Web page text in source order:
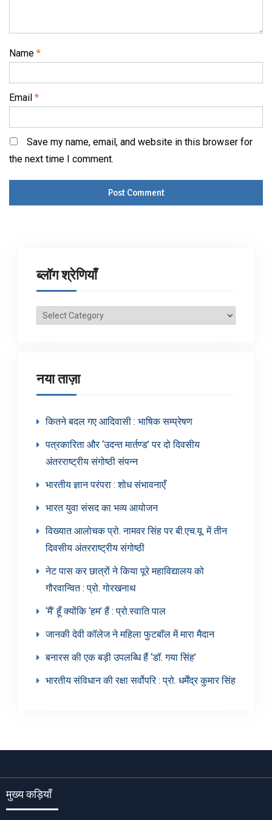
Name *
Email *
Save my name, email, and website in this browser for
the next time I comment.
ब्लॉग श्रेणियाँ
ब्लॉग
नया ताज़ा
कितने बदल गए आदिवासी : भाषिक सम्प्रेषण
पत्रकारिता और ‘उदन्त मार्तण्ड’ पर दो दिवसीय
अंतरराष्ट्रीय संगोष्ठी संपन्न
भारतीय ज्ञान परंपरा : शोध संभावनाएँ
भारत युवा संसद का भव्य आयोजन
विख्यात आलोचक प्रो. नामवर सिंह पर बी.एच.यू. में तीन
दिवसीय अंतरराष्ट्रीय संगोष्ठी
नेट पास कर छात्रों ने किया पूरे महाविद्यालय को
गौरवान्वित : प्रो. गोरखनाथ
‘मैं’ हूँ क्योंकि ‘हम’ हैं : प्रो.स्वाति पाल
जानकी देवी कॉलेज ने महिला फुटबॉल में मारा मैदान
बनारस की एक बड़ी उपलब्धि हैं ‘डॉ. गया सिंह’
भारतीय संविधान की रक्षा सर्वोपरि : प्रो. धर्मेंद्र कुमार सिंह
मुख्य कड़ियाँ